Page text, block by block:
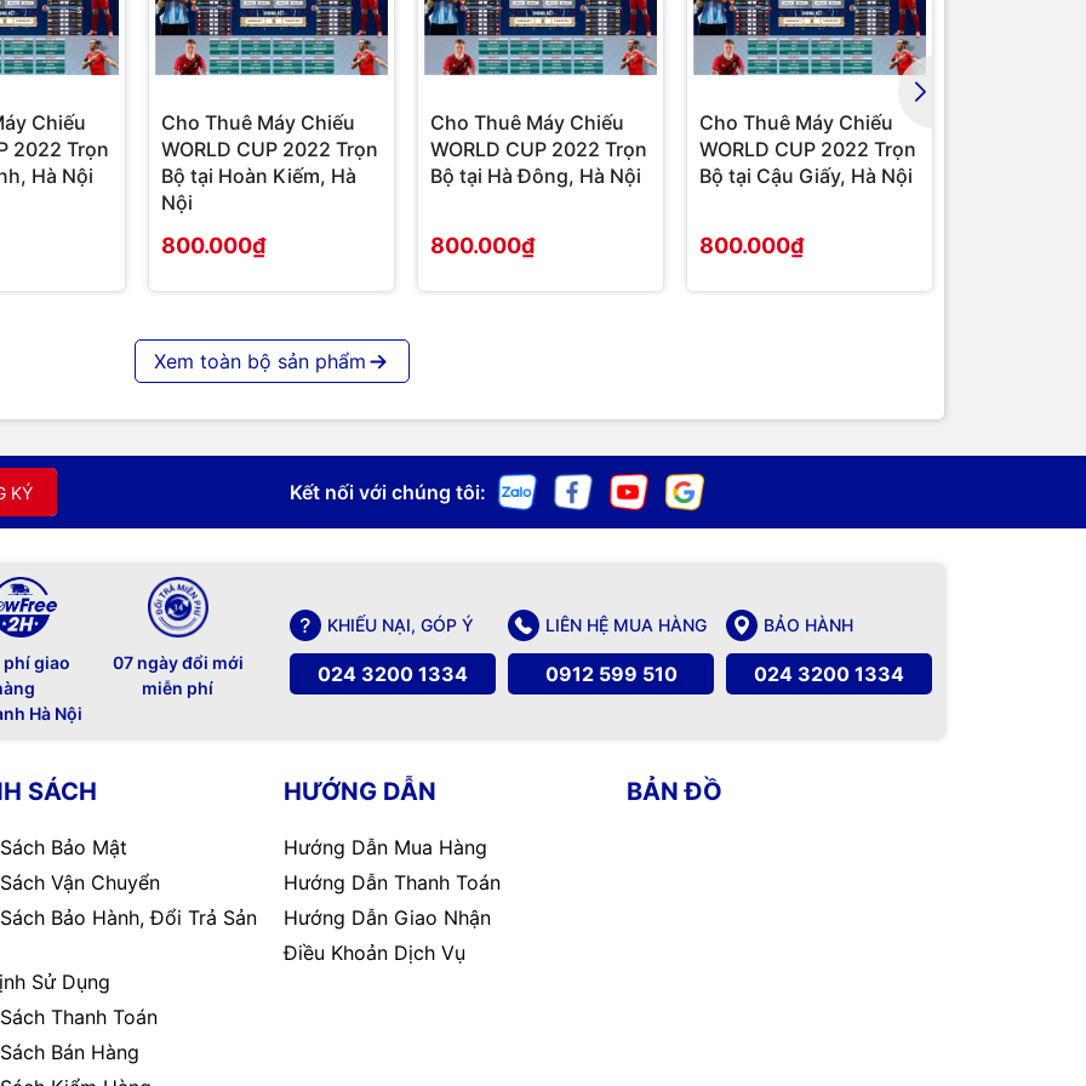
cho thuê máy chiếu phục vụ các nhu cầu
quận Hoàn Kiếm, quận Long Biên, quận
599 510
cung cấp các sản phẩm máy chiếu
Chiếu
2022 Trọn
Hà Nội
Cho Thuê Máy Chiếu
WORLD CUP 2022 Trọn
Bộ tại Hoàn Kiếm, Hà
Nội
800.000₫
Cho Thuê Máy Chiếu
WORLD CUP 2022 Trọn
Bộ tại Hà Đông, Hà Nội
800.000₫
Cho Thuê Máy Chiếu
WORLD CUP 2022 Trọn
Bộ tại Cậu Giấy, Hà Nội
800.000₫
Xem toàn bộ sản phẩm
KÝ Kết nối với chúng tôi:
phí giao
Hà Nội
07 ngày đổi mới
miễn phí
KHIẾU NẠI, GÓP Ý
024 3200 1334
LIÊN HỆ MUA HÀNG
0912 599 510
BẢO HÀNH
024 3200 1334
SÁCH
Bảo Mật
Vận Chuyển
Bảo Hành, Đổi Trả Sản
Sử Dụng
Thanh Toán
Bán Hàng
HƯỚNG DẪN
Hướng Dẫn Mua Hàng
Hướng Dẫn Thanh Toán
Hướng Dẫn Giao Nhận
Điều Khoản Dịch Vụ
BẢN ĐỒ